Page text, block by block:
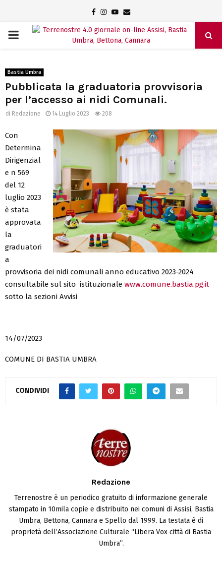
Facebook
Instagram
Youtube
Email
PRIMARY
Bastia Umbra
Pubblicata la graduatoria provvisoria
per l’accesso ai nidi Comunali.
di Redazione 14 Luglio 2023 208
Con
Determina
Dirigenzial
e n 569
del 12
luglio 2023
è stata
approvata
la
graduatori
a
provvisoria dei nidi comunali anno educativo 2023-2024
consultabile sul sito istituzionale www.comune.bastia.pg.it
sotto la sezioni Avvisi
14/07/2023
COMUNE DI BASTIA UMBRA
CONDIVIDI
Redazione
Terrenostre è un periodico gratuito di informazione generale
stampato in 10mila copie e distribuito nei comuni di Assisi, Bastia
Umbra, Bettona, Cannara e Spello dal 1999. La testata è di
proprietà dell’Associazione Culturale “Libera Vox città di Bastia
Umbra”.